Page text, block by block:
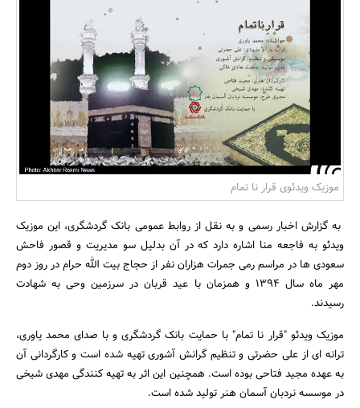
بانک، بیمه و سرمایه
مسکن و ساختمان
موزیک ویدئوی قرار نا تمام
به گزارش اخبار رسمی و به نقل از روابط عمومی بانک گردشگری، این موزیک
ویدئو به فاجعه منا اشاره دارد که در آن بدلیل سو مدیریت و قصور فاحش
سعودی ها در مراسم رمی جمرات هزاران نفر از حجاج بیت الله حرام در روز دوم
مهر ماه سال 1394 و همزمان با عید قربان در سرزمین وحی به شهادت
رسیدند.
موزیک ویدئو "قرار نا تمام" با حمایت بانک گردشگری و با صدای محمد یاوری،
ترانه ای از علی حضرتی و تنظیم گرانش آشوری تهیه شده است و کارگردانی آن
به عهده مجید فتاحی بوده است. همچنین این اثر به تهیه کنندگی مهدی شیخی
در موسسه نردبان آسمان هنر تولید شده است.